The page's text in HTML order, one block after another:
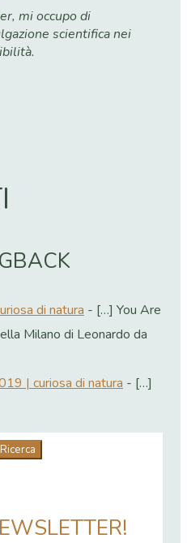
mi occupo di
scientifica nei
di natura - […] You Are
Milano di Leonardo da
| curiosa di natura - […]